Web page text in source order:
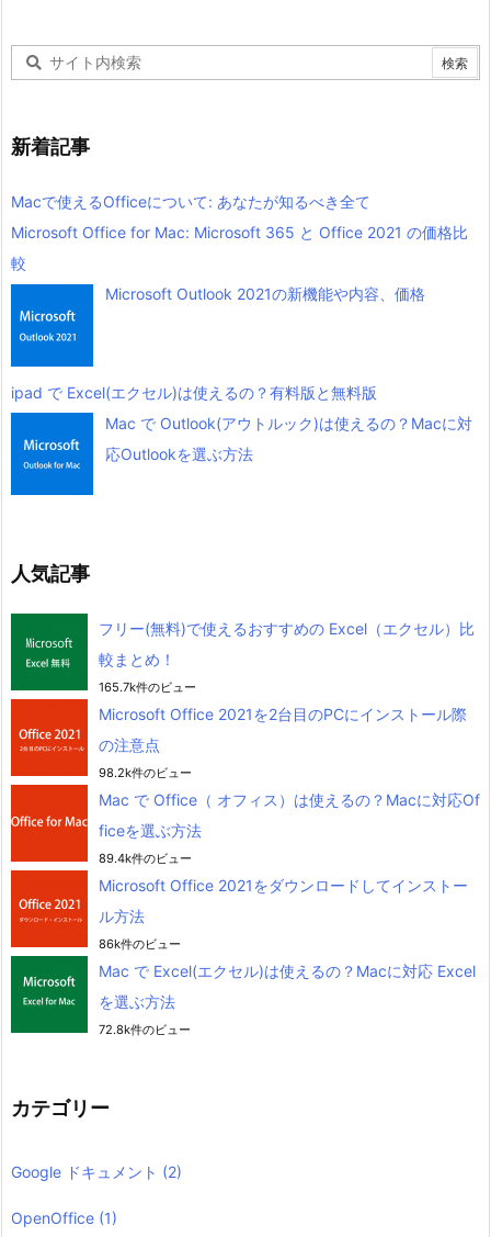
新着記事
Macで使えるOfficeについて: あなたが知るべき全て
Microsoft Office for Mac: Microsoft 365 と Office 2021 の価格比
較
Microsoft Outlook 2021の新機能や内容、価格
ipad で Excel(エクセル)は使えるの？有料版と無料版
Mac で Outlook(アウトルック)は使えるの？Macに対
応Outlookを選ぶ方法
人気記事
フリー(無料)で使えるおすすめの Excel（エクセル）比
較まとめ！
165.7k件のビュー
Microsoft Office 2021を2台目のPCにインストール際
の注意点
98.2k件のビュー
Mac で Office（ オフィス）は使えるの？Macに対応Of
ficeを選ぶ方法
89.4k件のビュー
Microsoft Office 2021をダウンロードしてインストー
ル方法
86k件のビュー
Mac で Excel(エクセル)は使えるの？Macに対応 Excel
を選ぶ方法
72.8k件のビュー
カテゴリー
Google ドキュメント (2)
OpenOffice (1)